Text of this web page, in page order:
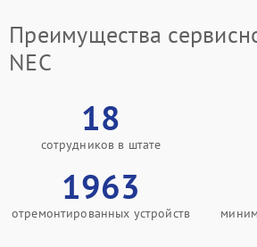
Преимущества
NEC
18
сотрудников в штате
1963
отремонтированных устройств